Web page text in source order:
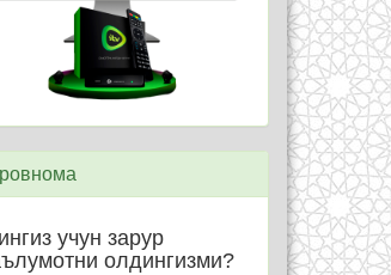
учун зарур
олдингизми?